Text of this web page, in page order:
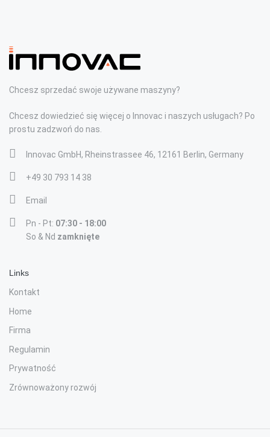
Chcesz sprzedać swoje używane maszyny?
Chcesz dowiedzieć się więcej o Innovac i naszych usługach? Po
prostu zadzwoń do nas.
Innovac GmbH, Rheinstrassee 46, 12161 Berlin, Germany
+49 30 793 14 38
Email
Pn - Pt: 07:30 - 18:00
So & Nd zamknięte
Links
Kontakt
Home
Firma
Regulamin
Prywatność
Zrównoważony rozwój